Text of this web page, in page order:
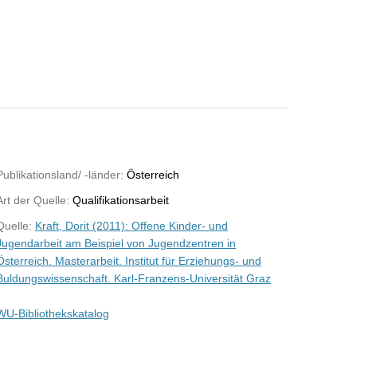
-länder: Österreich
der Quelle: Qualifikationsarbeit
Kraft, Dorit (2011): Offene Kinder- und
am Beispiel von Jugendzentren in
Masterarbeit. Institut für Erziehungs- und
Karl-Franzens-Universität Graz
Bibliothekskatalog